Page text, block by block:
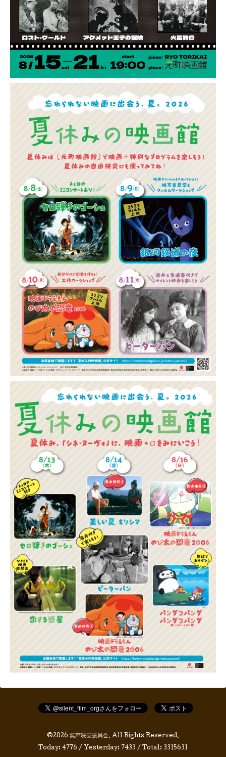
©2026 無声映画振興会. All Rights Reserved.
Today: 4776 / Yesterday: 7433 / Total: 3315631